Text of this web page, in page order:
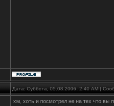
Дата: Суббота, 05.08.2006, 2:40 AM |
хм, хоть и посмотрел не на тех что вы